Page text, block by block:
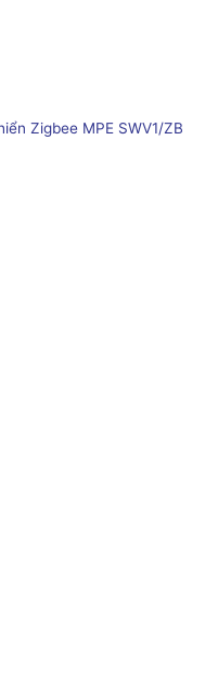
Zigbee MPE SWV1/ZB